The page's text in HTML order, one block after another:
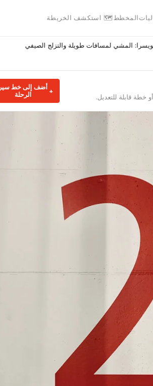
المخطط 🗺 استكشف الخريطة
المشي لمسافات طويلة والتزلج الصيفي
خطة قابلة للتعديل.
أضف إلى خط سير
الرحلة